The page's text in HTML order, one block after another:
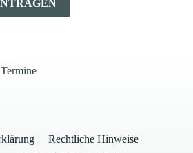
Rechtliche Hinweise